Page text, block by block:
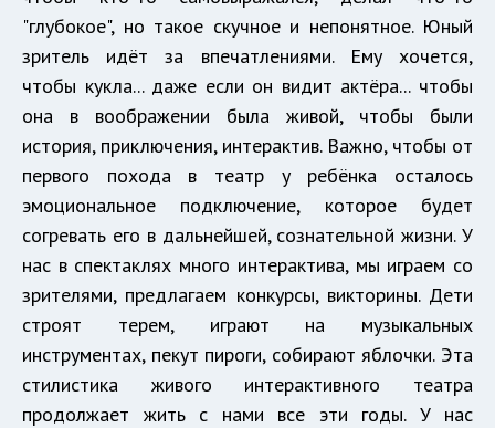
"глубокое", но такое скучное и непонятное. Юный
зритель идёт за впечатлениями. Ему хочется,
чтобы кукла... даже если он видит актёра... чтобы
она в воображении была живой, чтобы были
история, приключения, интерактив. Важно, чтобы от
первого похода в театр у ребёнка осталось
эмоциональное подключение, которое будет
согревать его в дальнейшей, сознательной жизни. У
нас в спектаклях много интерактива, мы играем со
зрителями, предлагаем конкурсы, викторины. Дети
строят терем, играют на музыкальных
инструментах, пекут пироги, собирают яблочки. Эта
стилистика живого интерактивного театра
продолжает жить с нами все эти годы. У нас